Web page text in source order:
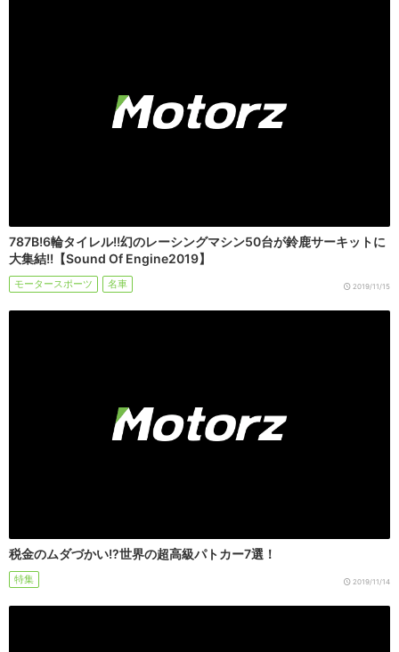
787B!6輪タイレル!!幻のレーシングマシン50台が鈴鹿サーキットに
大集結!!【Sound Of Engine2019】
モータースポーツ 名車 2019/11/15
税金のムダづかい!?世界の超高級パトカー7選！
特集 2019/11/14